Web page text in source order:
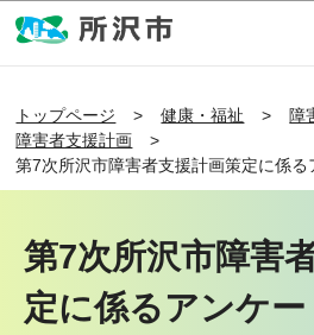
トップページ 健康・福祉
障
障害者支援計画
第7次所沢市障害者支援計画策定に係
第7次所沢市障害
定に係るアンケ